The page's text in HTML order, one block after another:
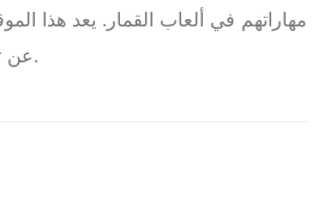
مهاراتهم في ألعاب القمار. يعد هذا
عن تجربة لعب آمنة ومربحة.